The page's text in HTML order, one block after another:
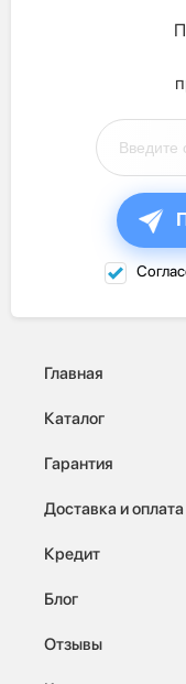
Главная
Каталог
Гарантия
Доставка и оплата
Кредит
Блог
Отзывы